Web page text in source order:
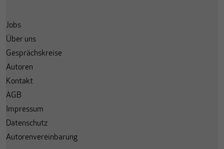
Jobs
Über uns
Gesprächskreise
Autoren
Kontakt
AGB
Impressum
Datenschutz
Autorenvereinbarung